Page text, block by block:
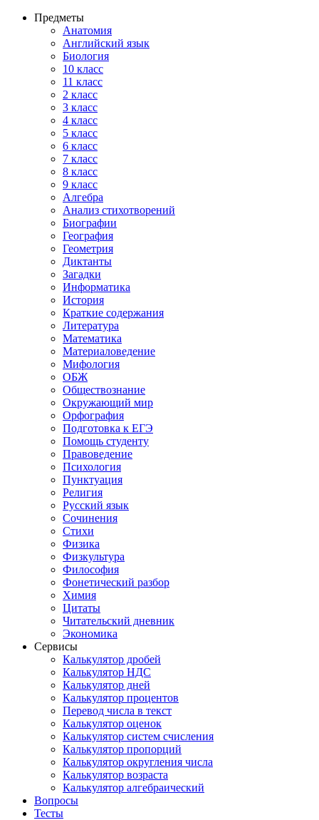
Предметы
Анатомия
Английский язык
Биология
10 класс
11 класс
2 класс
3 класс
4 класс
5 класс
6 класс
7 класс
8 класс
9 класс
Алгебра
Анализ стихотворений
Биографии
География
Геометрия
Диктанты
Загадки
Информатика
История
Краткие содержания
Литература
Математика
Материаловедение
Мифология
ОБЖ
Обществознание
Окружающий мир
Орфография
Подготовка к ЕГЭ
Помощь студенту
Правоведение
Психология
Пунктуация
Религия
Русский язык
Сочинения
Стихи
Физика
Физкультура
Философия
Фонетический разбор
Химия
Цитаты
Читательский дневник
Экономика
Сервисы
Калькулятор дробей
Калькулятор НДС
Калькулятор дней
Калькулятор процентов
Перевод числа в текст
Калькулятор оценок
Калькулятор систем счисления
Калькулятор пропорций
Калькулятор округления числа
Калькулятор возраста
Калькулятор алгебраический
Вопросы
Тесты